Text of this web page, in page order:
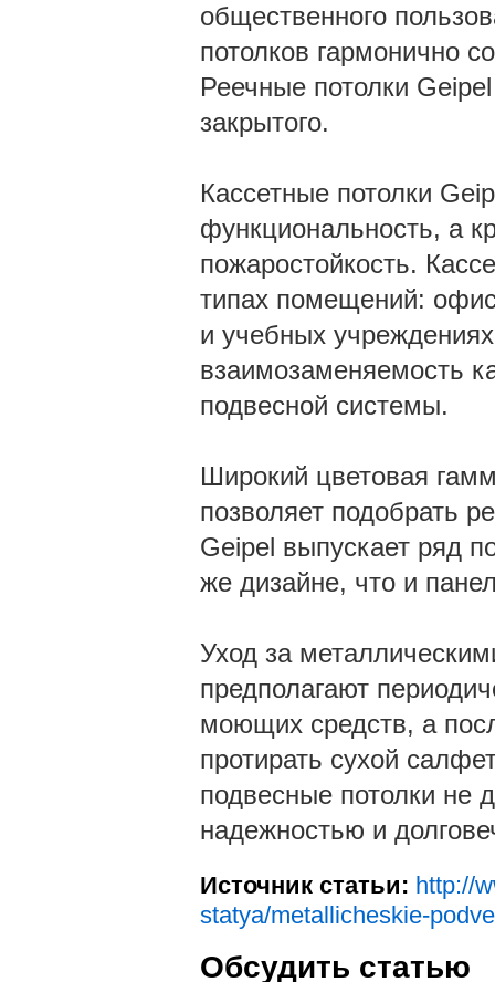
общественного
потолков гармонично
Реечные потолки
закрытого.
Кассетные потолки
функциональность, а
пожаростойкость.
типах помещений:
и учебных
взаимозаменяемость
подвесной системы.
Широкий цветовая
позволяет подобрать
Geipel выпускает ряд
же дизайне, что и
Уход за
предполагают
моющих средств, а
протирать сухой
подвесные потолки не
надежностью и
Источник статьи: http://
statya/metallicheskie-
Обсудить статью